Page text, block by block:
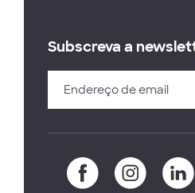
Subscreva a